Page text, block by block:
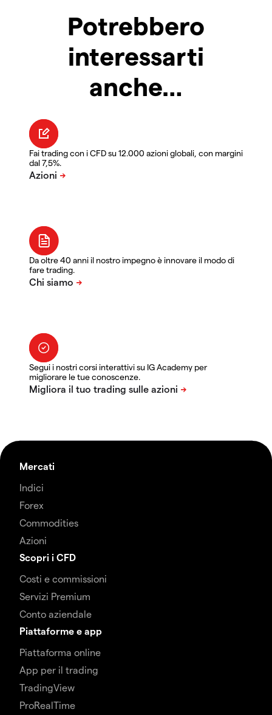
Potrebbero
interessarti
anche…
Fai trading con i CFD su 12.000 azioni globali, con margini
dal 7,5%.
Da oltre 40 anni il nostro impegno è innovare il modo di
fare trading.
Segui i nostri corsi interattivi su IG Academy per
migliorare le tue conoscenze.
Mercati
Indici
Forex
Commodities
Azioni
Scopri i CFD
Costi e commissioni
Servizi Premium
Conto aziendale
Piattaforme e app
Piattaforma online
App per il trading
TradingView
ProRealTime